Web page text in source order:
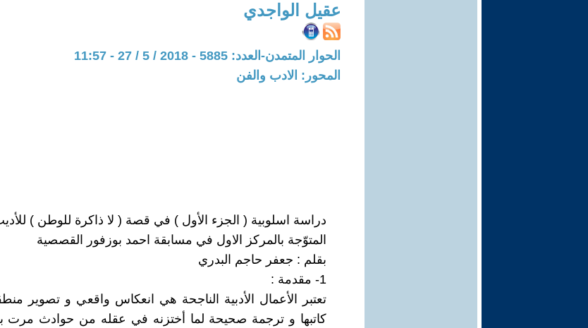
عقيل الواجدي
الحوار المتمدن-العدد: 5885 - 2018 / 5 / 27 - 11:57
المحور: الادب والفن
دراسة اسلوبية ( الجزء الأول ) في قصة ( لا ذاكرة للوطن )
المتوّجة بالمركز الاول في مسابقة احمد بوزفور القصصية
بقلم : جعفر حاجم البدري
1- مقدمة :
تعتبر الأعمال الأدبية الناجحة هي انعكاس واقعي و تصوير
كاتبها و ترجمة صحيحة لما أختزنه في عقله من حوادث مرت